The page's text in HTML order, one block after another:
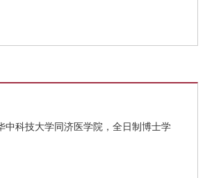
科技大学同济医学院，全日制博士学